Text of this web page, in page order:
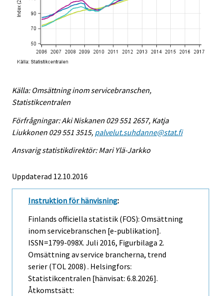
Källa: Omsättning inom servicebranschen,
Statistikcentralen
Förfrågningar: Aki Niskanen 029 551 2657, Katja
Liukkonen 029 551 3515, palvelut.suhdanne@stat.fi
Ansvarig statistikdirektör: Mari Ylä-Jarkko
Uppdaterad 12.10.2016
Instruktion för hänvisning:
Finlands officiella statistik (FOS): Omsättning
inom servicebranschen [e-publikation].
ISSN=1799-098X. Juli 2016, Figurbilaga 2.
Omsättning av service brancherna, trend
serier (TOL 2008) . Helsingfors:
Statistikcentralen [hänvisat: 6.8.2026].
Åtkomstsätt: